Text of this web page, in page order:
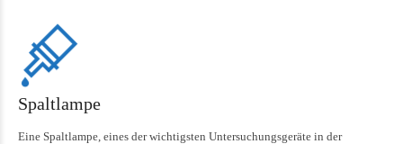
Spaltlampe
Eine Spaltlampe, eines der wichtigsten Untersuchungsgeräte in der